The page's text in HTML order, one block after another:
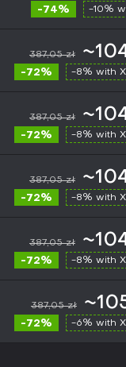
-74% -10%
387,05 zł
-72% -8% with
387,05 zł
-72% -8% with
387,05 zł
-72% -8% with
387,05 zł
-72% -8% with
387,05 zł
-72% -6% with